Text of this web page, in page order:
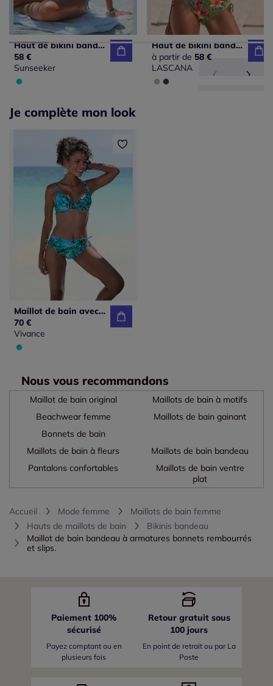
Haut de bikini bandeau imprimé floral avec bonnets rembourrés
58 €
Sunseeker
Haut de bikini bandeau à armatures avec motif floral
à partir de 58 €
LASCANA
Je complète mon look
Maillot de bain avec armatures bretelles réglables bonnets amovibles
70 €
Vivance
Nous vous recommandons
Maillot de bain original
Beachwear femme
Bonnets de bain
Maillots de bain à motifs
Maillots de bain gainant
Maillots de bain à fleurs
Pantalons confortables
Maillots de bain bandeau
Maillots de bain ventre
plat
Accueil Mode femme
Maillots de bain femme
Hauts de maillots de bain
Bikinis bandeau
Maillot de bain bandeau à armatures bonnets rembourrés
et slips.
Paiement 100%
sécurisé
Payez comptant ou en
plusieurs fois
Retour gratuit sous
100 jours
En point de retrait ou par La
Poste